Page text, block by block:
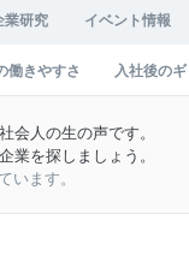
業研究 イベント情報
働きやすさ 入社後の
会人の生の声です。
業を探しましょう。
ます。